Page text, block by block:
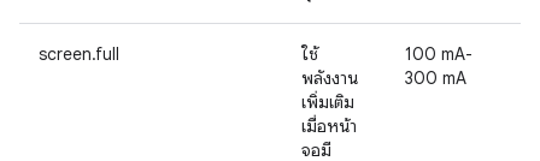
screen.full
ใช้
พลังงาน
เพิ่มเติม
เมื่อหน้า
จอมี
100 mA-
300 mA